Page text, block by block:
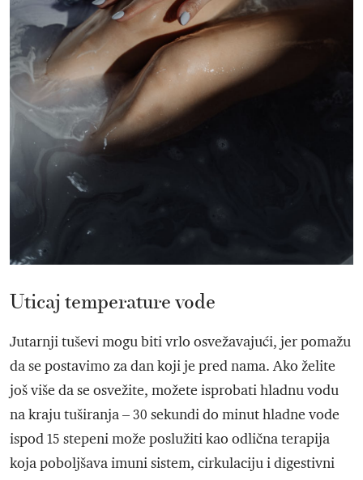
Uticaj temperature vode
Jutarnji tuševi mogu biti vrlo osvežavajući, jer pomažu
da se postavimo za dan koji je pred nama. Ako želite
još više da se osvežite, možete isprobati hladnu vodu
na kraju tuširanja – 30 sekundi do minut hladne vode
ispod 15 stepeni može poslužiti kao odlična terapija
koja poboljšava imuni sistem, cirkulaciju i digestivni